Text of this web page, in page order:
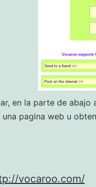
en la parte de abajo
una pagina web u
vocaroo.com/